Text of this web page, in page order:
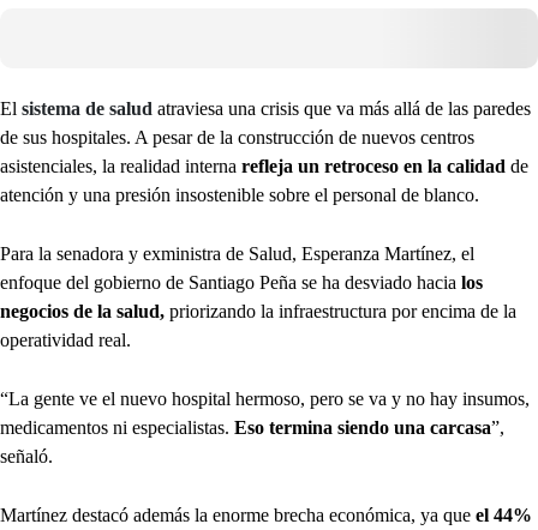
El sistema de salud atraviesa una crisis que va más allá de las paredes
de sus hospitales. A pesar de la construcción de nuevos centros
asistenciales, la realidad interna refleja un retroceso en la calidad de
atención y una presión insostenible sobre el personal de blanco.
Para la senadora y exministra de Salud, Esperanza Martínez, el
enfoque del gobierno de Santiago Peña se ha desviado hacia los
negocios de la salud, priorizando la infraestructura por encima de la
operatividad real.
“La gente ve el nuevo hospital hermoso, pero se va y no hay insumos,
medicamentos ni especialistas. Eso termina siendo una carcasa”,
señaló.
Martínez destacó además la enorme brecha económica, ya que el 44%